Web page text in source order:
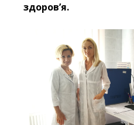
здоров’я.